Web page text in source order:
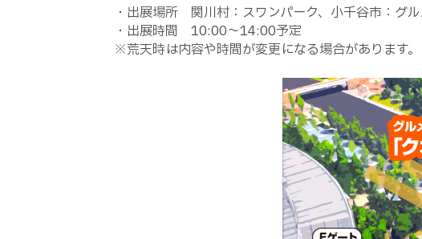
・出展場所 関川村：スワンパーク、小千谷市：グル
・出展時間 10:00～14:00予定
※荒天時は内容や時間が変更になる場合があります。